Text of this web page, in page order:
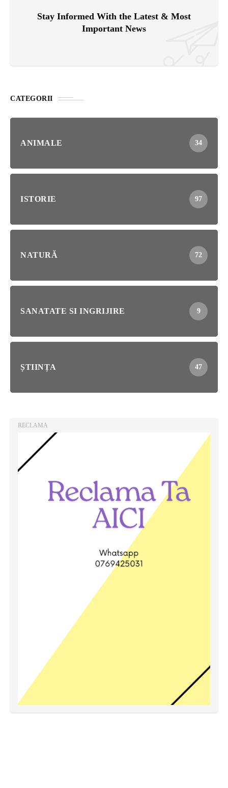
Stay Informed With the Latest & Most
Important News
CATEGORII
ANIMALE 34
ISTORIE 97
NATURĂ 72
SANATATE SI INGRIJIRE 9
ȘTIINȚA 47
RECLAMA